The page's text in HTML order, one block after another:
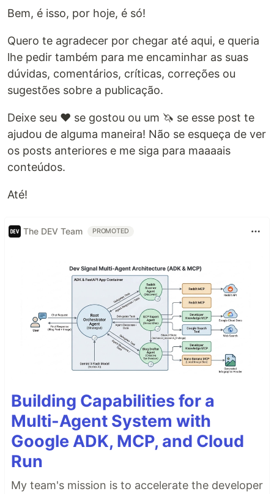
Bem, é isso, por hoje, é só!
Quero te agradecer por chegar até aqui, e queria
lhe pedir também para me encaminhar as suas
dúvidas, comentários, críticas, correções ou
sugestões sobre a publicação.
Deixe seu ❤️ se gostou ou um 🦄 se esse post te
ajudou de alguma maneira! Não se esqueça de ver
os posts anteriores e me siga para maaaais
conteúdos.
Até!
The DEV Team PROMOTED
Building Capabilities for a
Multi-Agent System with
Google ADK, MCP, and Cloud
Run
My team's mission is to accelerate the developer